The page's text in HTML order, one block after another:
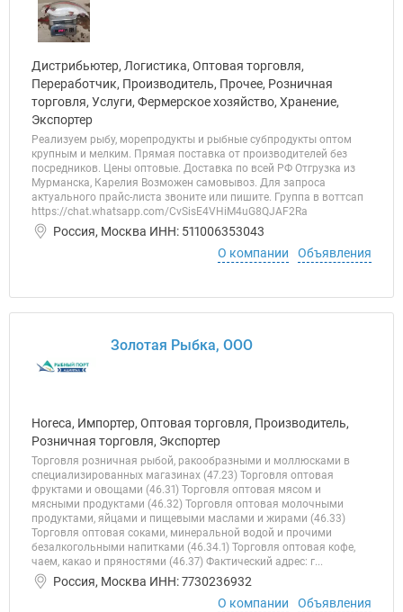
Дистрибьютер, Логистика, Оптовая торговля,
Переработчик, Производитель, Прочее, Розничная
торговля, Услуги, Фермерское хозяйство, Хранение,
Экспортер
Реализуем рыбу, морепродукты и рыбные субпродукты оптом
крупным и мелким. Прямая поставка от производителей без
посредников. Цены оптовые. Доставка по всей РФ Отгрузка из
Мурманска, Карелия Возможен самовывоз. Для запроса
актуального прайс-листа звоните или пишите. Группа в воттсап
https://chat.whatsapp.com/CvSisE4VHiM4uG8QJAF2Ra
Россия, Москва ИНН: 511006353043
О компании
Объявления
Золотая Рыбка, ООО
Horeca, Импортер, Оптовая торговля, Производитель,
Розничная торговля, Экспортер
Торговля розничная рыбой, ракообразными и моллюсками в
специализированных магазинах (47.23) Торговля оптовая
фруктами и овощами (46.31) Торговля оптовая мясом и
мясными продуктами (46.32) Торговля оптовая молочными
продуктами, яйцами и пищевыми маслами и жирами (46.33)
Торговля оптовая соками, минеральной водой и прочими
безалкогольными напитками (46.34.1) Торговля оптовая кофе,
чаем, какао и пряностями (46.37) Фактический адрес: г...
Россия, Москва ИНН: 7730236932
О компании
Объявления